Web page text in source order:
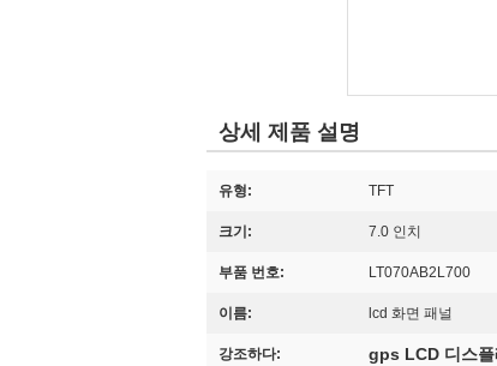
상세 제품 설명
유형: TFT
크기: 7.0 인치
부품 번호: LT070AB2L700
이름: lcd 화면 패널
강조하다: gps LCD 디스플